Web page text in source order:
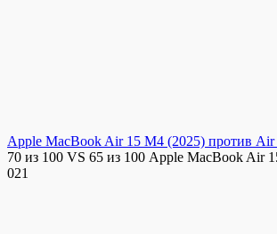
Apple MacBook Air 15 M4 (2025) против
70 из 100 VS 65 из 100 Apple MacBook Air
021